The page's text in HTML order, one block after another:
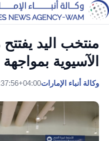
منتخب اليد
الآسيوية
وكالة أنباء الإمارات